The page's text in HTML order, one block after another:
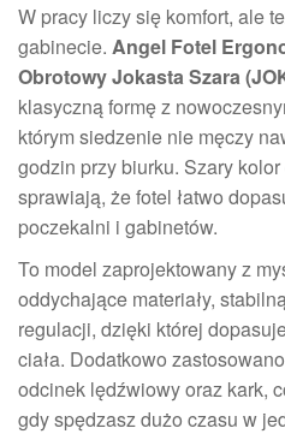
W pracy liczy się komfort, ale
gabinecie. Angel Fotel
Obrotowy Jokasta Szara
klasyczną formę z
którym siedzenie nie męczy
godzin przy biurku. Szary
sprawiają, że fotel łatwo
poczekalni i gabinetów.
To model zaprojektowany z
oddychające materiały,
regulacji, dzięki której
ciała. Dodatkowo
odcinek lędźwiowy oraz kark,
gdy spędzasz dużo czasu w